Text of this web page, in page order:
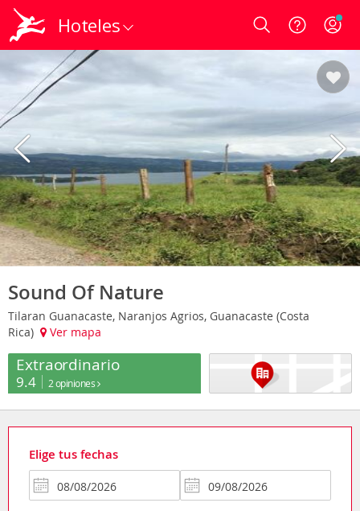
Hoteles Login
Sound Of Nature
Tilaran Guanacaste, Naranjos Agrios, Guanacaste (Costa
Rica)
Ver mapa
Extraordinario
9.4 2 opiniones
Elige tus fechas